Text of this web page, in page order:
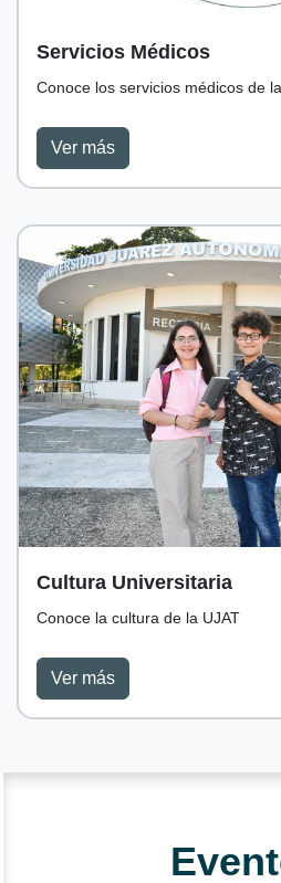
Servicios Médicos
Conoce los servicios médicos de
Ver más
Cultura Universitaria
Conoce la cultura de la UJAT
Ver más